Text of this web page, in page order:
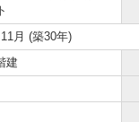
月 (築30年)
建